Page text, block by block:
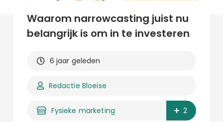
Waarom narrowcasting juist nu
belangrijk is om in te investeren
6 jaar geleden
Redactie Bloeise
Fysieke marketing 2